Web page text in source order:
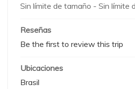
Sin límite de tamaño - Sin límite
Reseñas
Be the first to review this trip
Ubicaciones
Brasil